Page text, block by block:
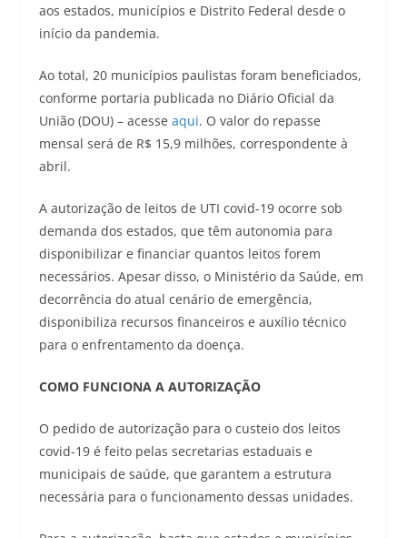
aos estados, municípios e Distrito Federal desde o
início da pandemia.
Ao total, 20 municípios paulistas foram beneficiados,
conforme portaria publicada no Diário Oficial da
União (DOU) – acesse aqui. O valor do repasse
mensal será de R$ 15,9 milhões, correspondente à
abril.
A autorização de leitos de UTI covid-19 ocorre sob
demanda dos estados, que têm autonomia para
disponibilizar e financiar quantos leitos forem
necessários. Apesar disso, o Ministério da Saúde, em
decorrência do atual cenário de emergência,
disponibiliza recursos financeiros e auxílio técnico
para o enfrentamento da doença.
COMO FUNCIONA A AUTORIZAÇÃO
O pedido de autorização para o custeio dos leitos
covid-19 é feito pelas secretarias estaduais e
municipais de saúde, que garantem a estrutura
necessária para o funcionamento dessas unidades.